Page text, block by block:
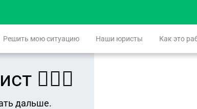
Решить мою ситуацию Наши юристы Как это
👨🏻‍⚖️
дальше.